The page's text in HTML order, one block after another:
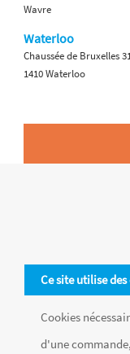
Ce site utilise
Cookies
d'une
Wavre
Waterloo
Chaussée de Bruxelles
1410 Waterloo